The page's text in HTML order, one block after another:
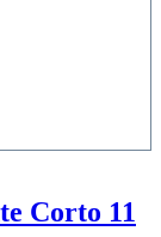
Corto 11